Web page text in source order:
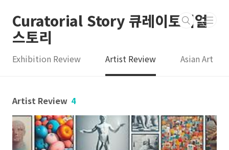
Curatorial Story 큐레이토리얼
스토리
Exhibition Review Artist Review Asian Art
Artist Review 4